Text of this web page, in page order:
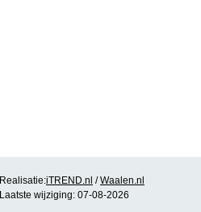
Realisatie:iTREND.nl /Waalen.nl
Laatste wijziging: 07-08-2026